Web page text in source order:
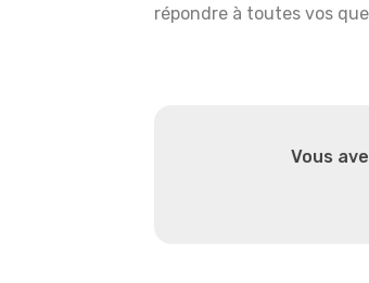
répondre à toutes vos
Vous